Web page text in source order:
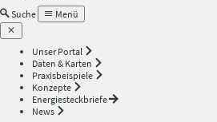
Suche
Menü
Unser Portal
Daten & Karten
Praxisbeispiele
Konzepte
Energiesteckbriefe
News